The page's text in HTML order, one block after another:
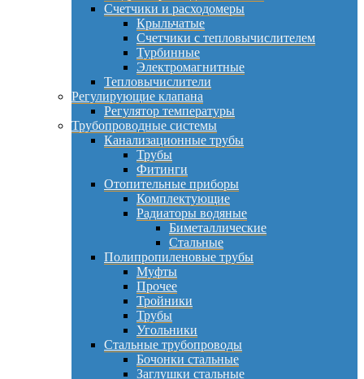
Счетчики и расходомеры
Крыльчатые
Счетчики с тепловычислителем
Турбинные
Электромагнитные
Тепловычислители
Регулирующие клапана
Регулятор температуры
Трубопроводные системы
Канализационные трубы
Трубы
Фитинги
Отопительные приборы
Комплектующие
Радиаторы водяные
Биметаллические
Стальные
Полипропиленовые трубы
Муфты
Прочее
Тройники
Трубы
Угольники
Стальные трубопроводы
Бочонки стальные
Заглушки стальные